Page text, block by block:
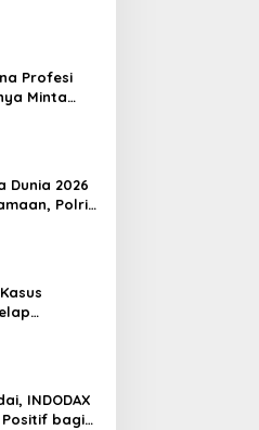
di
Profesi
Minta
Dunia 2026
Polri
INDODAX
Positif bagi